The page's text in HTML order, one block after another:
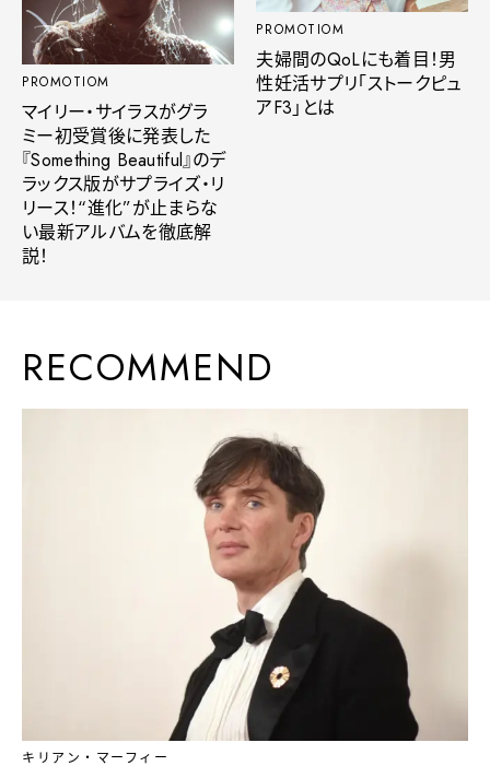
PROMOTIOM
マイリー・サイラスがグラ
ミー初受賞後に発表した
『Something Beautiful』のデ
ラックス版がサプライズ・リ
リース！“進化”が止まらな
い最新アルバムを徹底解
説！
PROMOTIOM
夫婦間のQoLにも着目！男
性妊活サプリ「ストークピュ
アF3」とは
RECOMMEND
キリアン・マーフィー